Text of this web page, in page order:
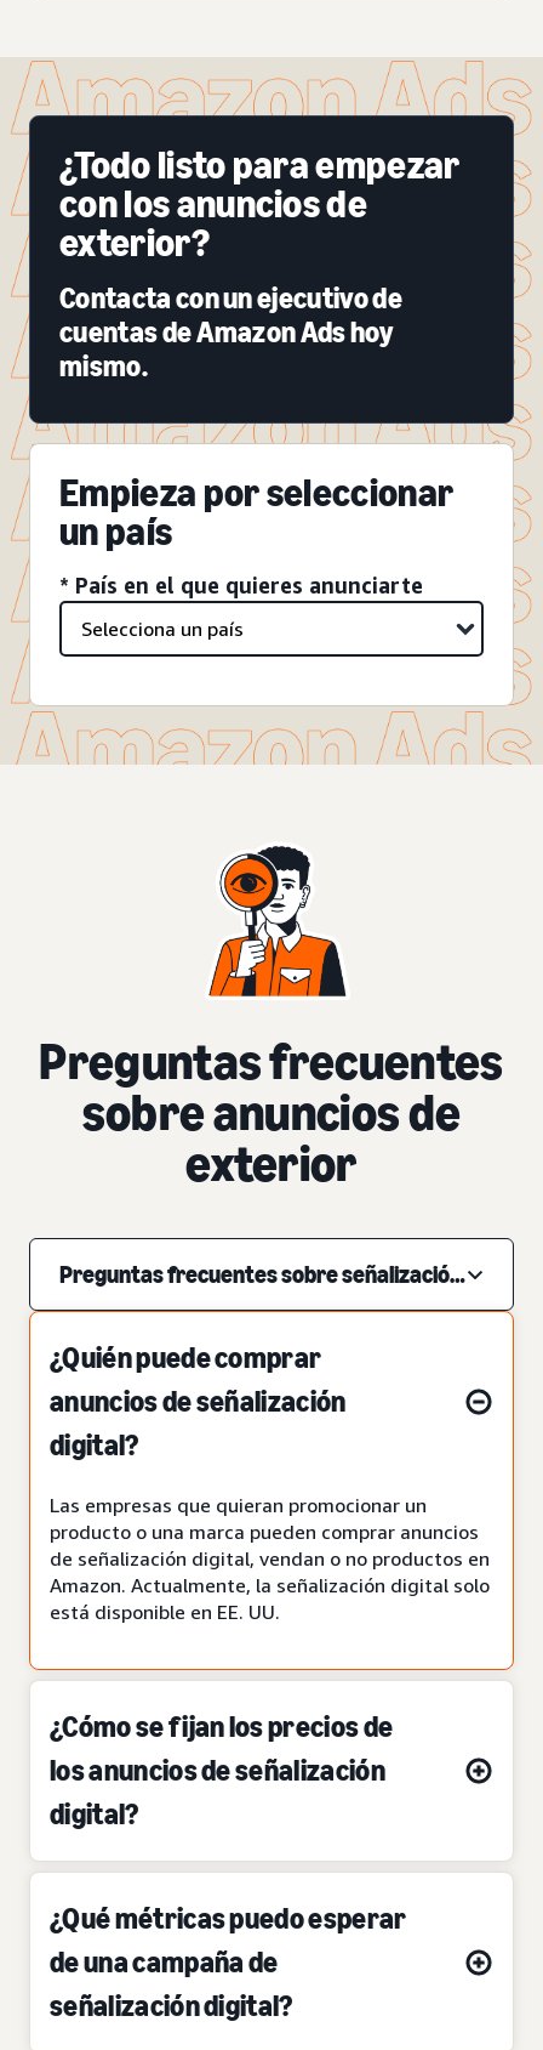
¿Todo listo para empezar
con los anuncios de
exterior?
Contacta con un ejecutivo de
cuentas de Amazon Ads hoy
mismo.
Empieza por seleccionar
un país
* País en el que quieres anunciarte
Preguntas frecuentes
sobre anuncios de
exterior
Preguntas frecuentes sobre señalización digital
¿Quién puede comprar
anuncios de señalización
digital?
Las empresas que quieran promocionar un
producto o una marca pueden comprar anuncios
de señalización digital, vendan o no productos en
Amazon. Actualmente, la señalización digital solo
está disponible en EE. UU.
¿Cómo se fijan los precios de
los anuncios de señalización
digital?
¿Qué métricas puedo esperar
de una campaña de
señalización digital?